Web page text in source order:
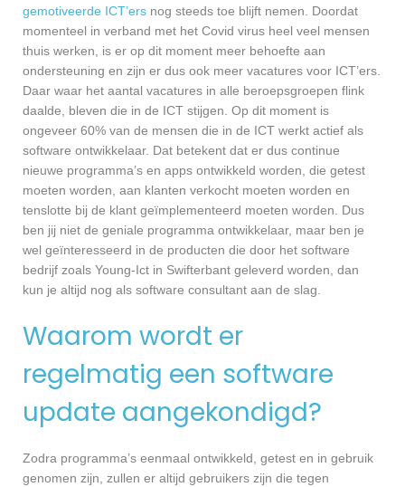
gemotiveerde ICT’ers nog steeds toe blijft nemen. Doordat
momenteel in verband met het Covid virus heel veel mensen
thuis werken, is er op dit moment meer behoefte aan
ondersteuning en zijn er dus ook meer vacatures voor ICT’ers.
Daar waar het aantal vacatures in alle beroepsgroepen flink
daalde, bleven die in de ICT stijgen. Op dit moment is
ongeveer 60% van de mensen die in de ICT werkt actief als
software ontwikkelaar. Dat betekent dat er dus continue
nieuwe programma’s en apps ontwikkeld worden, die getest
moeten worden, aan klanten verkocht moeten worden en
tenslotte bij de klant geïmplementeerd moeten worden. Dus
ben jij niet de geniale programma ontwikkelaar, maar ben je
wel geïnteresseerd in de producten die door het software
bedrijf zoals Young-Ict in Swifterbant geleverd worden, dan
kun je altijd nog als software consultant aan de slag.
Waarom wordt er
regelmatig een software
update aangekondigd?
Zodra programma’s eenmaal ontwikkeld, getest en in gebruik
genomen zijn, zullen er altijd gebruikers zijn die tegen